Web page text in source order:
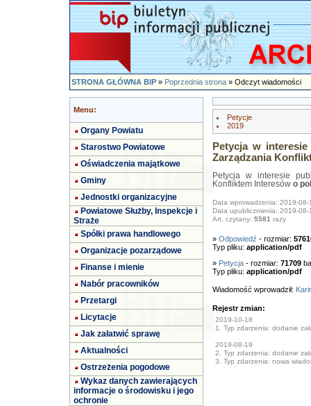
STRONA GŁÓWNA BIP»Poprzednia strona» Odczyt wiadomości
Menu:
Organy Powiatu
Starostwo Powiatowe
Oświadczenia majątkowe
Gminy
Jednostki organizacyjne
Powiatowe Służby, Inspekcje i
Straże
Spółki prawa handlowego
Organizacje pozarządowe
Finanse i mienie
Nabór pracowników
Przetargi
Licytacje
Jak załatwić sprawę
Aktualności
Ostrzeżenia pogodowe
Wykaz danych zawierających
informacje o środowisku i jego
ochronie
Petycje
2019
Petycja w
Zarządzania
Petycja w interesie
Konfliktem Interesów o
Data wprowadzenia: 2019-08-
Data upublicznienia: 2019-08-
Art. czytany: 5581razy
» Odpowiedź - rozmiar:
Typ pliku: application/pdf
» Petycja- rozmiar: 71709
Typ pliku: application/pdf
Wiadomość wprowadził:
Rejestr zmian:
2019-10-18
1. Typ zdarzenia: dodanie
2019-08-19
2. Typ zdarzenia: dodanie
3. Typ zdarzenia: nowa